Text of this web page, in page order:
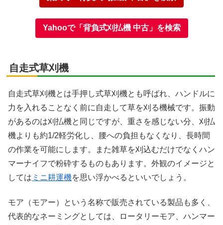
Yahooで「背負式刈払機 中古」を検索
自走式草刈機
自走式草刈機とは手押し式草刈機とも呼ばれ、ハンドルに
力を入れることなく前に自走して草を刈る機械です。振動
があるのは刈払機と同じですが、重さを感じない分、刈払
機よりも約1/2軽労化し、腰への負担もなくなり、長時間
の作業を可能にします。また雑草を刈込むだけでなくハン
マーナイフで粉砕するものもあります。外観のイメージと
しては ミニ耕運機を思い浮かべるといいでしょう。
モア（モアー）という名称で販売されている製品も多く、
代表的なネーミングとしては、ロータリーモア、ハンマー